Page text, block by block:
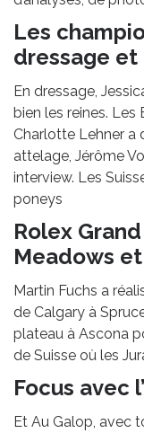
Les
dressage et
En dressage,
bien les reines.
Charlotte Lehner a
attelage, Jérôme
interview. Les
poneys
Rolex
Meadows
Martin Fuchs a
de Calgary à
plateau à Ascona
de Suisse où les
Focus avec
Et Au Galop, avec